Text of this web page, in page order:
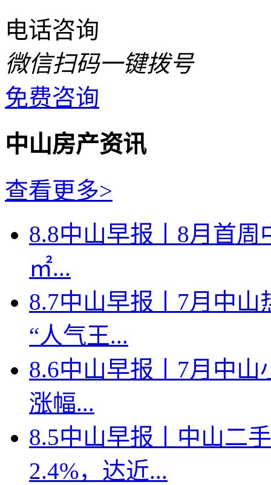
电话咨询
微信扫码一键拨号
免费咨询
中山房产资讯
查看更多>
8.8中山早报丨8月首周
㎡...
8.7中山早报丨7月中
“人气王...
8.6中山早报丨7月中山
涨幅...
8.5中山早报丨中山二
2.4%，达近...